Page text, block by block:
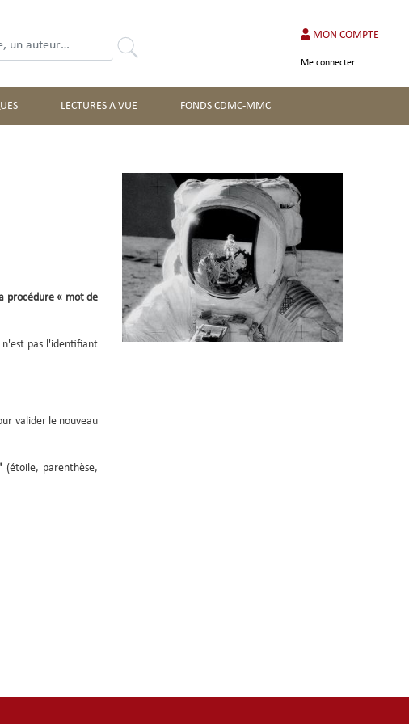
Rechercher
MON COMPTE
Me connecter
LECTURES A VUE FONDS CDMC-MMC
procédure « mot de
pas l'identifiant
valider le nouveau
(étoile, parenthèse,